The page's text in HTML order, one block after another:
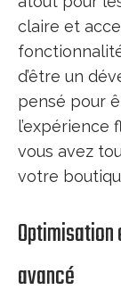
claire et
d’être un
pensé pour
l’expérience
vous avez
votre
avancé